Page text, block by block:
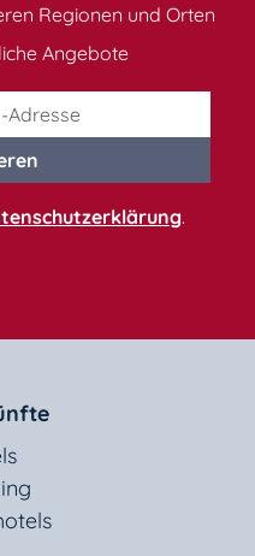
Regionen und Orten
Angebote
.